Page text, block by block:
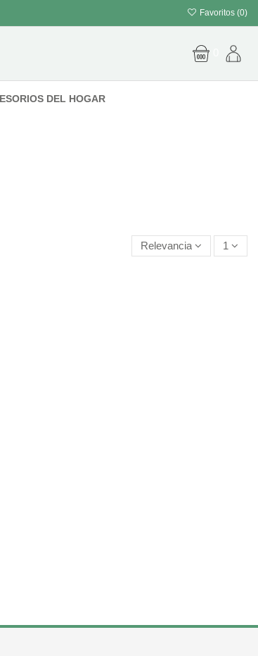
Favoritos (0)
DEL HOGAR
Relevancia 1